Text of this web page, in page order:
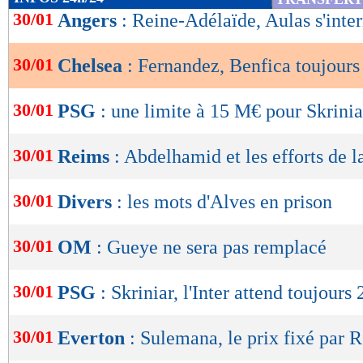
de
lecture
OK
30/01 Angers : Reine-Adélaïde, Aulas
30/01 Chelsea : Fernandez, Benfica
30/01 PSG : une limite à 15 M€ pour
30/01 Reims : Abdelhamid et les efforts de
30/01 Divers : les mots d'Alves en prison
30/01 OM : Gueye ne sera pas remplacé
30/01 PSG : Skriniar, l'Inter attend toujours
30/01 Everton : Sulemana, le prix fixé par